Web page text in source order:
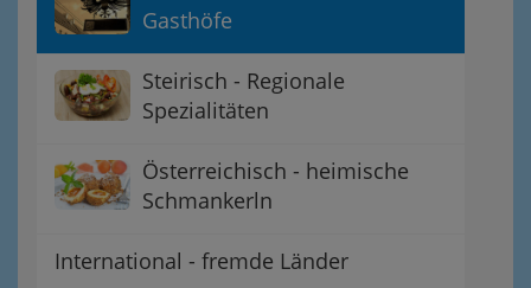
Gasthöfe
Steirisch - Regionale
Spezialitäten
Österreichisch - heimische
Schmankerln
International - fremde Länder